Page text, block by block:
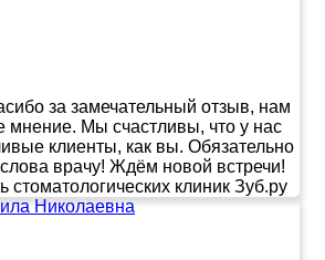
за замечательный отзыв, нам
мнение. Мы счастливы, что у нас
клиенты, как вы. Обязательно
врачу! Ждём новой встречи!
стоматологических клиник Зуб.ру
Николаевна